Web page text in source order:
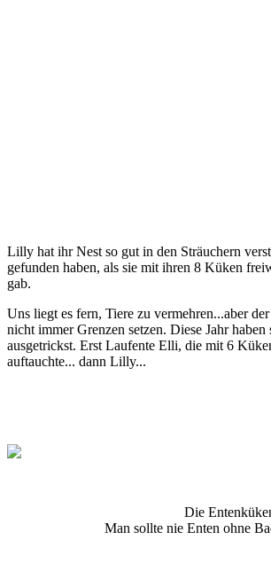
Lilly hat ihr Nest so gut in den Sträuchern
gefunden haben, als sie mit ihren 8 Küken frei
gab.
Uns liegt es fern, Tiere zu vermehren...aber
nicht immer Grenzen setzen. Diese Jahr
ausgetrickst. Erst Laufente Elli, die mit 6
auftauchte... dann Lilly...
Die
Man sollte nie Enten ohne